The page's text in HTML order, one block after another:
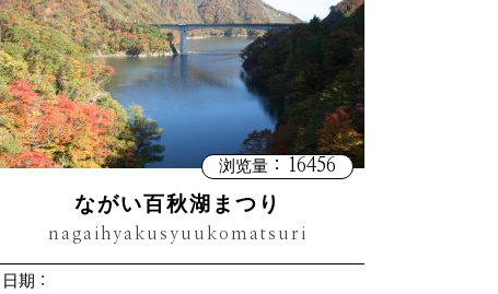
浏览量 ：16456
ながい百秋湖まつり
nagaihyakusyuukomatsuri
日期：